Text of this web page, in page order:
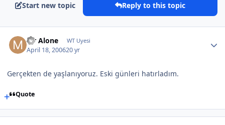
Start new topic Reply to this topic
Mr Alone WT Uyesi
April 18, 200620 yr
Gerçekten de yaşlanıyoruz. Eski günleri hatırladım.
Quote